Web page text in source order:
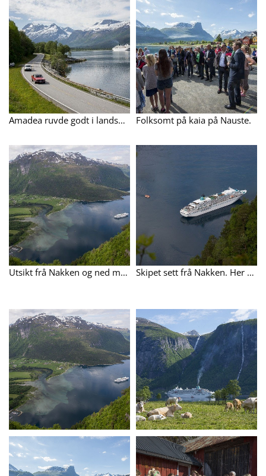
Amadea ruvde godt i landskapet med dei mektige fjella Goksøyra, Sjøvdøla, Nebba og Kvitfjellet bak. Folksomt på kaia på Nauste.
Utsikt frå Nakken og ned mot Eresfjord med Amadea på fjorden. 7. juni 2016: Cruisbåten Amadea ankra opp utanfor Nauste i Eresfjord kl. 08.00. Dette 120 år sia forrige gong eit tilsvarande skip kom til Eresfjord, nemleg Hohenzolleren i 1896. Skipet sett frå Nakken. Her er ein bildeserie frå da cruisbåten Amadea gjesta Eresfjord. Klikk på bilda og bla deg fram.